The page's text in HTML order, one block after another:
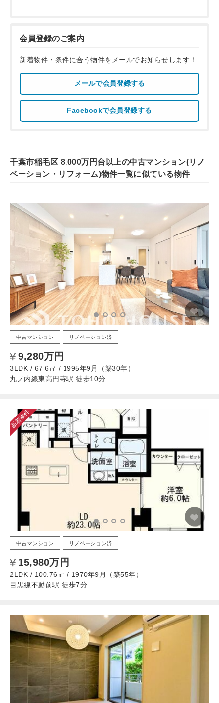
会員登録のご案内
新着物件・条件に合う物件をメールでお知らせします！
メールで会員登録する
Facebookで会員登録する
千葉市稲毛区 8,000万円台以上の中古マンション(リノ
ベーション・リフォーム)物件一覧に似ている物件
中古マンション リノベーション済
9,280万円
3LDK / 67.6㎡ / 1995年9月（築30年）
丸ノ内線東高円寺駅 徒歩10分
新着物件
中古マンション リノベーション済
15,980万円
2LDK / 100.76㎡ / 1970年9月（築55年）
目黒線不動前駅 徒歩7分